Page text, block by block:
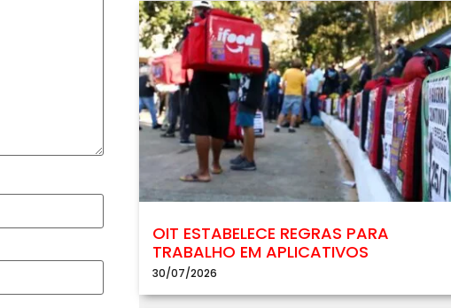
OIT ESTABELECE REGRAS PARA
TRABALHO EM APLICATIVOS
30/07/2026